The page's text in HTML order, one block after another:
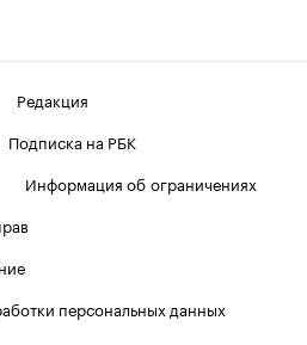
Редакция
Подписка на РБК
Информация об ограничениях
персональных данных